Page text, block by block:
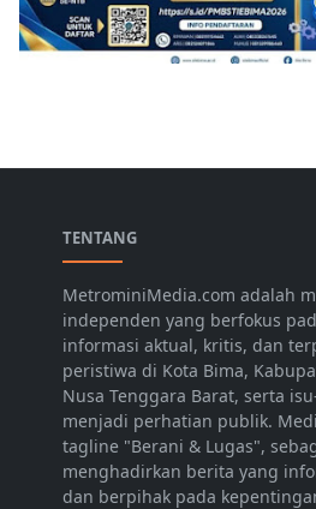
TENTANG
MetrominiMedia.com adalah
independen yang berfokus
informasi aktual, kritis, dan
peristiwa di Kota Bima,
Nusa Tenggara Barat, serta
menjadi perhatian publik.
tagline "Berani & Lugas",
menghadirkan berita yang
dan berpihak pada